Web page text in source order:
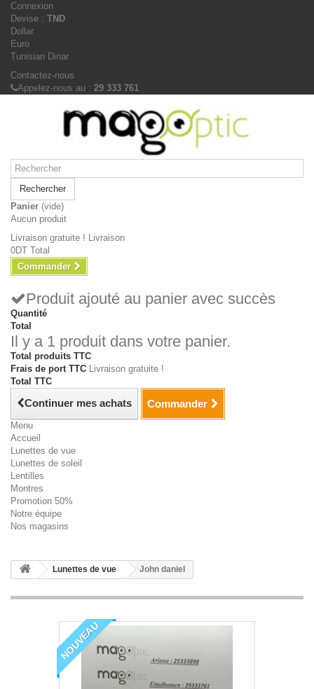
Connexion
Devise : TND
Dollar
Euro
Tunisian Dinar
Contactez-nous
Appelez-nous au : 29 333 761
Rechercher
Panier (vide)
Aucun produit
Livraison gratuite ! Livraison
0DT Total
Commander
Produit ajouté au panier avec succès
Quantité
Total
Il y a 1 produit dans votre panier.
Total produits TTC
Frais de port TTC Livraison gratuite !
Total TTC
Continuer mes achats Commander
Menu
Accueil
Lunettes de vue
Lunettes de soleil
Lentilles
Montres
Promotion 50%
Notre équipe
Nos magasins
Lunettes de vue John daniel
NOUVEAU